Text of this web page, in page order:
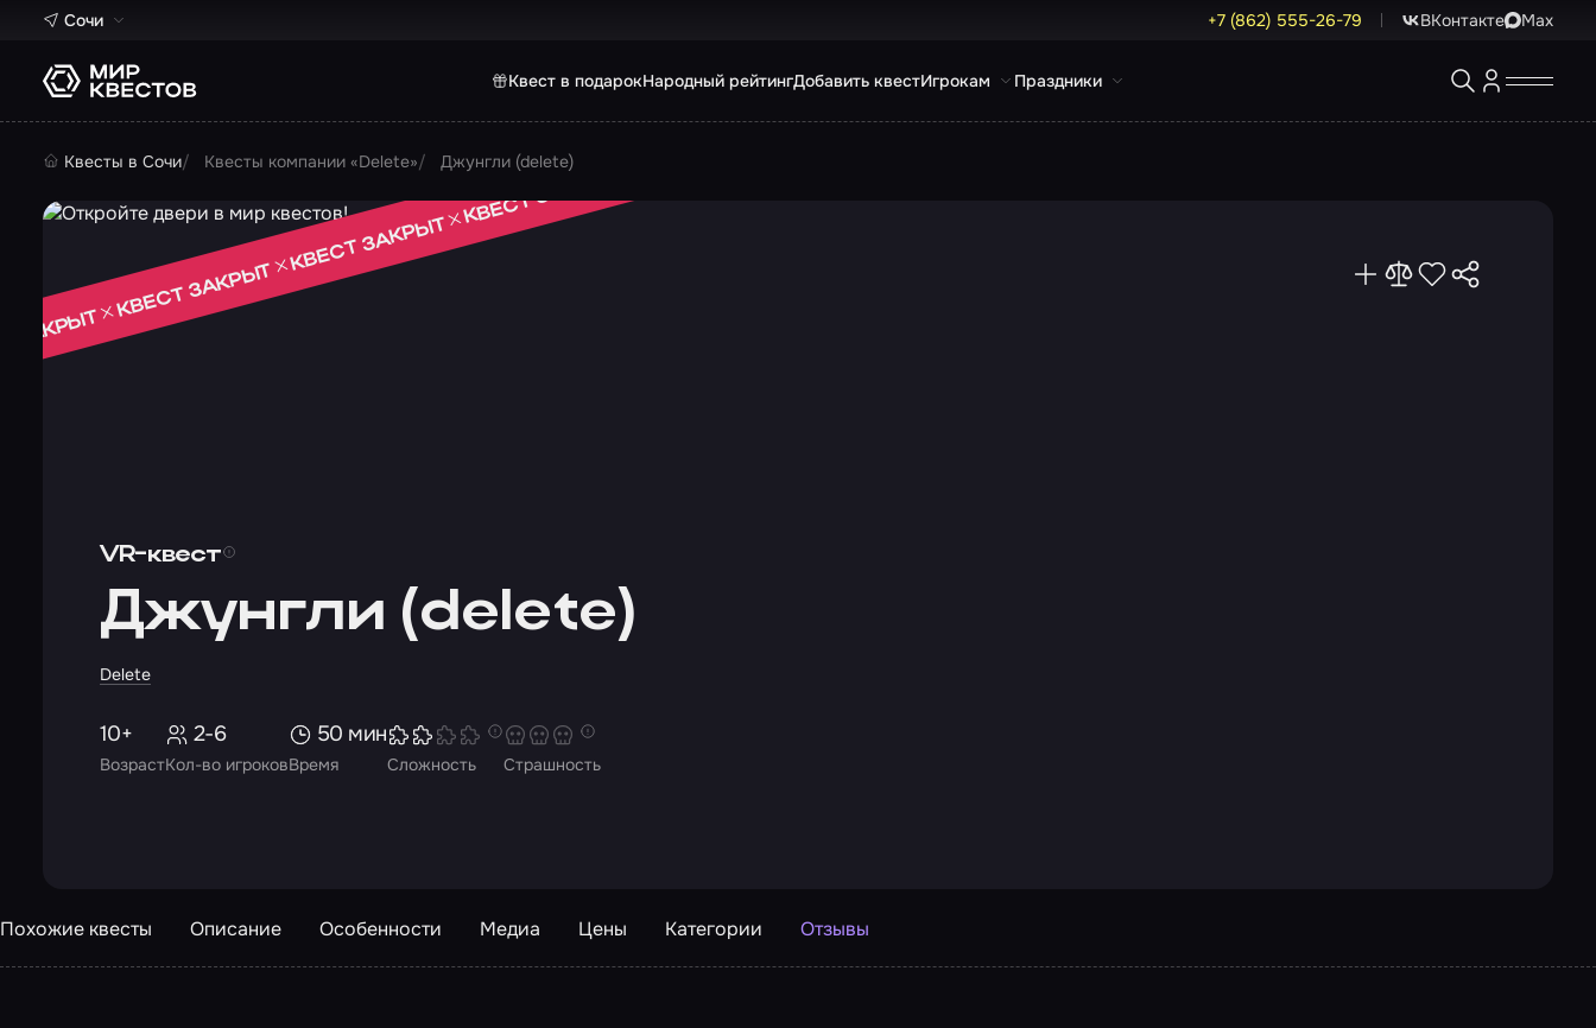
Сочи +7 (862) 555-26-79 ВКонтакте Max
Квест в подарокНародный рейтингДобавить квестИгрокам Праздники
Квесты в Сочи Квесты компании «Delete» Джунгли (delete)
VR-квест
Джунгли (delete)
Delete
ЗАКРЫТ
КВЕСТ ЗАКРЫТ
КВЕСТ ЗАКРЫТ
КВЕСТ ЗАКРЫТ
Возраст
10+
Кол-во игроков
2-6
Время
50 мин
Сложность Страшность
Похожие квесты Описание Особенности Медиа Цены Категории Отзывы